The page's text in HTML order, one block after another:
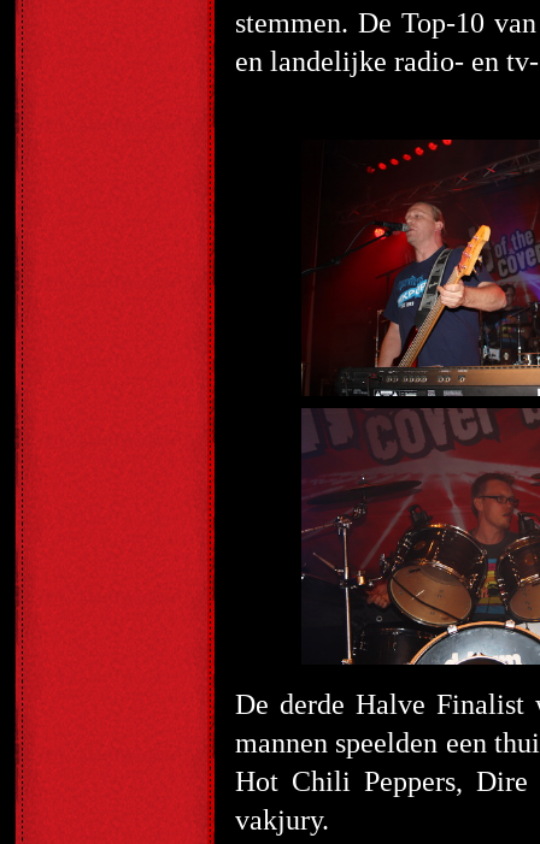
stemmen. De Top-10
en landelijke radio- en
De derde Halve Finalist
mannen speelden een
Hot Chili Peppers, Dire
vakjury.